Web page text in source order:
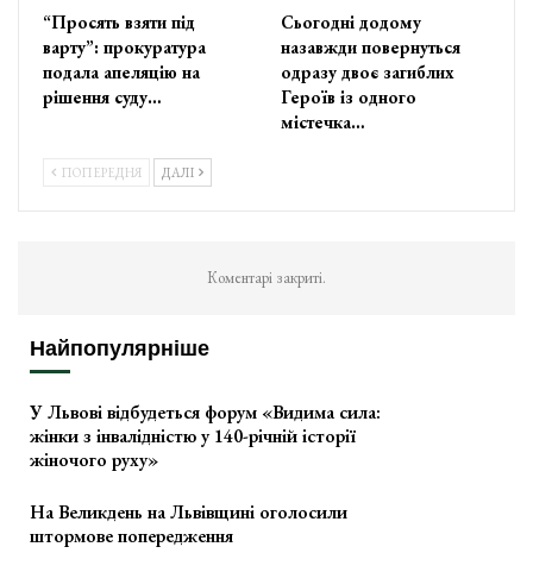
“Просять взяти під
варту”: прокуратура
подала апеляцію на
рішення суду…
Сьогодні додому
назавжди повернуться
одразу двоє загиблих
Героїв із одного
містечка…
ПОПЕРЕДНЯ ДАЛІ
Коментарі закриті.
Найпопулярніше
У Львові відбудеться форум «Видима сила:
жінки з інвалідністю у 140-річній історії
жіночого руху»
На Великдень на Львівщині оголосили
штормове попередження